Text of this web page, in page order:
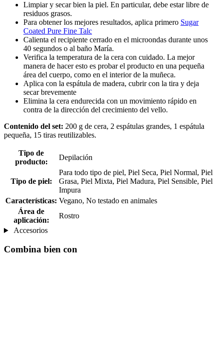
Limpiar y secar bien la piel. En particular, debe estar libre de
residuos grasos.
Para obtener los mejores resultados, aplica primero Sugar
Coated Pure Fine Talc
Calienta el recipiente cerrado en el microondas durante unos
40 segundos o al baño María.
Verifica la temperatura de la cera con cuidado. La mejor
manera de hacer esto es probar el producto en una pequeña
área del cuerpo, como en el interior de la muñeca.
Aplica con la espátula de madera, cubrir con la tira y deja
secar brevemente
Elimina la cera endurecida con un movimiento rápido en
contra de la dirección del crecimiento del vello.
Contenido del set: 200 g de cera, 2 espátulas grandes, 1 espátula
pequeña, 15 tiras reutilizables.
Tipo de
producto:
Depilación
Tipo de piel:
Para todo tipo de piel, Piel Seca, Piel Normal, Piel
Grasa, Piel Mixta, Piel Madura, Piel Sensible, Piel
Impura
Características: Vegano, No testado en animales
Área de
aplicación:
Rostro
Accesorios
Combina bien con